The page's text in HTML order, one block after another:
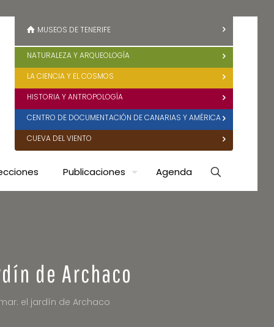
Publicaciones Agenda
MUSEOS DE TENERIFE
NATURALEZA Y ARQUEOLOGÍA
LA CIENCIA Y EL COSMOS
HISTORIA Y ANTROPOLOGÍA
CENTRO DE DOCUMENTACIÓN DE CANARIAS Y AMÉRICA
CUEVA DEL VIENTO
de Archaco
el jardín de Archaco